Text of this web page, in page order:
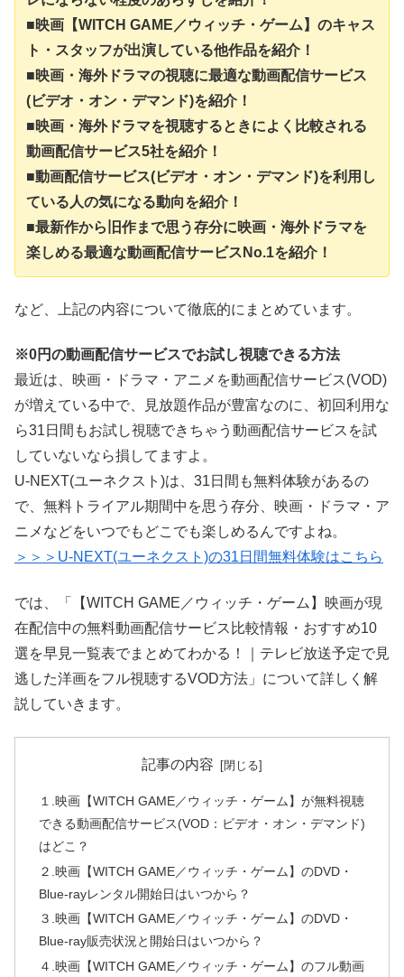
■映画【WITCH GAME／ウィッチ・ゲーム】のキャス
ト・スタッフが出演している他作品を紹介！
■映画・海外ドラマの視聴に最適な動画配信サービス
(ビデオ・オン・デマンド)を紹介！
■映画・海外ドラマを視聴するときによく比較される
動画配信サービス5社を紹介！
■動画配信サービス(ビデオ・オン・デマンド)を利用し
ている人の気になる動向を紹介！
■最新作から旧作まで思う存分に映画・海外ドラマを
楽しめる最適な動画配信サービスNo.1を紹介！
など、上記の内容について徹底的にまとめています。
※0円の動画配信サービスでお試し視聴できる方法
最近は、映画・ドラマ・アニメを動画配信サービス(VOD)
が増えている中で、見放題作品が豊富なのに、初回利用な
ら31日間もお試し視聴できちゃう動画配信サービスを試
していないなら損してますよ。
U-NEXT(ユーネクスト)は、31日間も無料体験があるの
で、無料トライアル期間中を思う存分、映画・ドラマ・ア
ニメなどをいつでもどこでも楽しめるんですよね。
＞＞＞U-NEXT(ユーネクスト)の31日間無料体験はこちら
では、「【WITCH GAME／ウィッチ・ゲーム】映画が現
在配信中の無料動画配信サービス比較情報・おすすめ10
選を早見一覧表でまとめてわかる！｜テレビ放送予定で見
逃した洋画をフル視聴するVOD方法」について詳しく解
説していきます。
記事の内容
１.映画【WITCH GAME／ウィッチ・ゲーム】が無料視聴
できる動画配信サービス(VOD：ビデオ・オン・デマンド)
はどこ？
２.映画【WITCH GAME／ウィッチ・ゲーム】のDVD・
Blue-rayレンタル開始日はいつから？
３.映画【WITCH GAME／ウィッチ・ゲーム】のDVD・
Blue-ray販売状況と開始日はいつから？
４.映画【WITCH GAME／ウィッチ・ゲーム】のフル動画